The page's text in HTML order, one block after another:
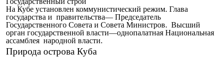
На Кубе установлен коммунистический режим. Глава
государства и правительства— Председатель
Государственного Совета и Совета Министров. Высший
орган государственной власти—однопалатная Национальная
ассамблея народной власти.
Природа острова Куба